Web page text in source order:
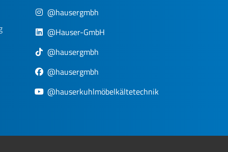
@hausergmbh
@Hauser-GmbH
@hausergmbh
@hausergmbh
@hauserkuhlmöbelkältetechnik